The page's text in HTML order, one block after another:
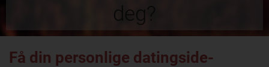
deg?
Få din personlige datingside-